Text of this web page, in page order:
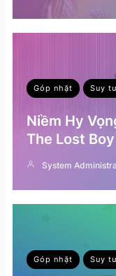
Góp nhặt Suy tư
Niềm Hy
The Lost Boy
System
Góp nhặt Suy tư